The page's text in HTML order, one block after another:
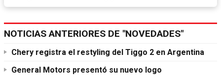
NOTICIAS ANTERIORES DE "NOVEDADES"
Chery registra el restyling del Tiggo 2 en Argentina
General Motors presentó su nuevo logo